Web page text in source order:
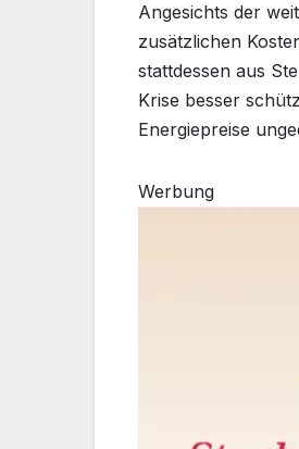
Angesichts der
zusätzlichen
stattdessen aus
Krise besser
Energiepreise
Werbung